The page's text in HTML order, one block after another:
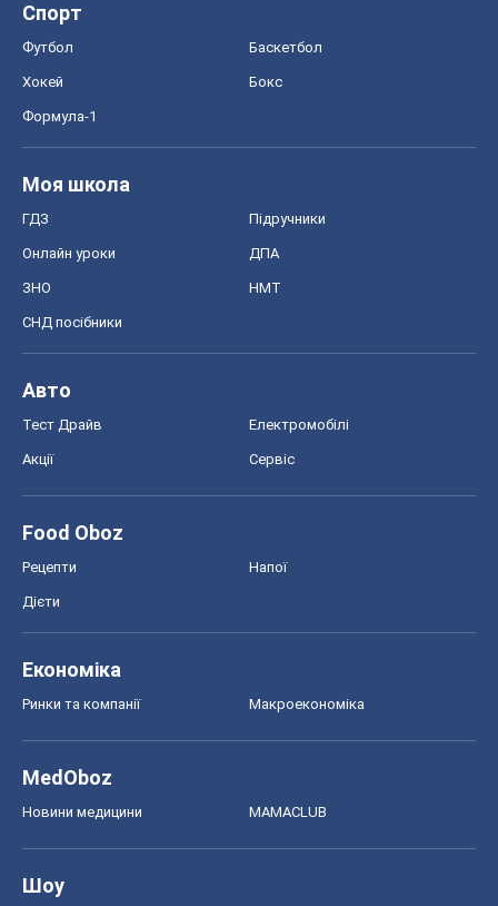
Спорт
Футбол Баскетбол
Хокей Бокс
Формула-1
Моя школа
ГДЗ Підручники
Онлайн уроки ДПА
ЗНО НМТ
СНД посібники
Авто
Тест Драйв Електромобілі
Акції Сервіс
Food Oboz
Рецепти Напої
Дієти
Економіка
Ринки та компанії Макроекономіка
MedOboz
Новини медицини MAMACLUB
Шоу